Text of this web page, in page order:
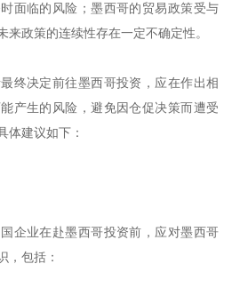
面临的风险；墨西哥的贸易政策受与
来政策的连续性存在一定不确定性。
终决定前往墨西哥投资，应在作出相
产生的风险，避免因仓促决策而遭受
体建议如下：
企业在赴墨西哥投资前，应对墨西哥
，包括：